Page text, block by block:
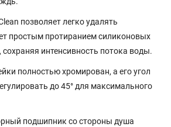
позволяет легко удалять
простым протиранием силиконовых
интенсивность потока воды.
полностью хромирован, а его угол
до 45° для максимального
подшипник со стороны душа